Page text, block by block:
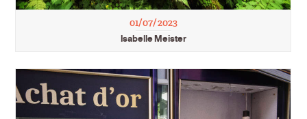
01/07/2023
Isabelle Meister